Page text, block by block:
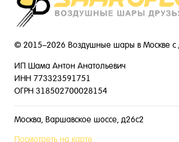
© 2015–2026 Воздушные шары в Москве с
ИП Шама Антон Анатольевич
ИНН 773323591751
ОГРН 318502700028154
Москва, Варшавское шоссе, д26с2
Посмотреть на карте